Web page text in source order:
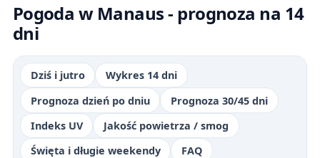
Pogoda w Manaus - prognoza na 14
dni
Dziś i jutro
Wykres 14 dni
Prognoza dzień po dniu
Prognoza 30/45 dni
Indeks UV
Jakość powietrza / smog
Święta i długie weekendy
FAQ